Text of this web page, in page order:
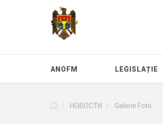
ANOFM LEGISLAȚIE
НОВОСТИ Galerie Foto